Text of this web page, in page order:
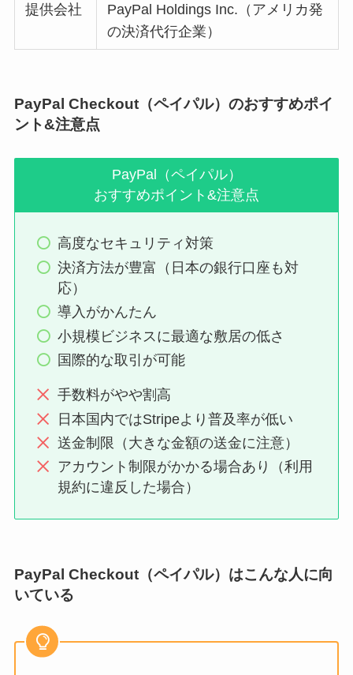
提供会社
PayPal Holdings Inc.（アメリカ発
の決済代行企業）
PayPal Checkout（ペイパル）のおすすめポイ
ント&注意点
PayPal（ペイパル）
おすすめポイント&注意点
高度なセキュリティ対策
決済方法が豊富（日本の銀行口座も対
応）
導入がかんたん
小規模ビジネスに最適な敷居の低さ
国際的な取引が可能
手数料がやや割高
日本国内ではStripeより普及率が低い
送金制限（大きな金額の送金に注意）
アカウント制限がかかる場合あり（利用
規約に違反した場合）
PayPal Checkout（ペイパル）はこんな人に向
いている